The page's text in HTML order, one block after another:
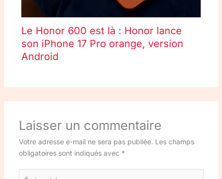
Le Honor 600 est là : Honor lance
son iPhone 17 Pro orange, version
Android
Laisser un commentaire
Votre adresse e-mail ne sera pas publiée. Les champs
obligatoires sont indiqués avec *
Écrivez